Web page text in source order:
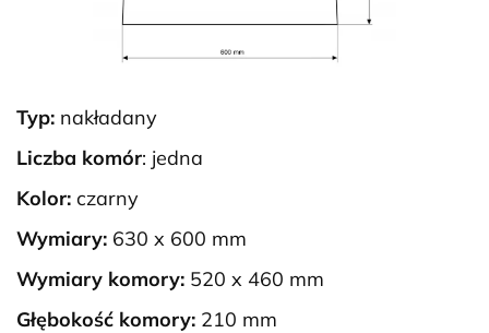
Typ: nakładany
Liczba komór: jedna
Kolor: czarny
Wymiary: 630 x 600 mm
Wymiary komory: 520 x 460 mm
Głębokość komory: 210 mm